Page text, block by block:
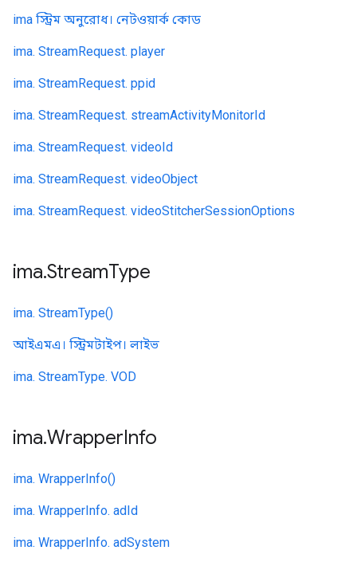
ima স্ট্রিম অনুরোধ। নেটওয়ার্ক কোড
ima. StreamRequest. player
ima. StreamRequest. ppid
ima. StreamRequest. streamActivityMonitorId
ima. StreamRequest. videoId
ima. StreamRequest. videoObject
ima. StreamRequest. videoStitcherSessionOptions
ima.StreamType
ima. StreamType()
আইএমএ। স্ট্রিমটাইপ। লাইভ
ima. StreamType. VOD
ima.WrapperInfo
ima. WrapperInfo()
ima. WrapperInfo. adId
ima. WrapperInfo. adSystem